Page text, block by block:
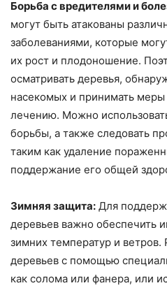
Борьба с вредителями и
могут быть атакованы
заболеваниями, которые
их рост и плодоношение.
осматривать деревья,
насекомых и принимать
лечению. Можно
борьбы, а также следовать
таким как удаление
поддержание его общей
Зимняя защита: Для
деревьев важно обеспечить
зимних температур и
деревьев с помощью
как солома или фанера, или